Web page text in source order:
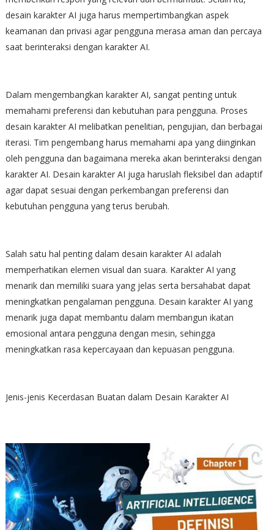
desain karakter AI juga harus mempertimbangkan aspek
keamanan dan privasi agar pengguna merasa aman dan percaya
saat berinteraksi dengan karakter AI.
Dalam mengembangkan karakter AI, sangat penting untuk
memahami preferensi dan kebutuhan para pengguna. Proses
desain karakter AI melibatkan penelitian, pengujian, dan berbagai
iterasi. Tim pengembang harus memahami apa yang diinginkan
oleh pengguna dan bagaimana mereka akan berinteraksi dengan
karakter AI. Desain karakter AI juga haruslah fleksibel dan adaptif
agar dapat sesuai dengan perkembangan preferensi dan
kebutuhan pengguna yang terus berubah.
Salah satu hal penting dalam desain karakter AI adalah
memperhatikan elemen visual dan suara. Karakter AI yang
menarik dan memiliki suara yang jelas serta bersahabat dapat
meningkatkan pengalaman pengguna. Desain karakter AI yang
menarik juga dapat membantu dalam membangun ikatan
emosional antara pengguna dengan mesin, sehingga
meningkatkan rasa kepercayaan dan kepuasan pengguna.
Jenis-jenis Kecerdasan Buatan dalam Desain Karakter AI